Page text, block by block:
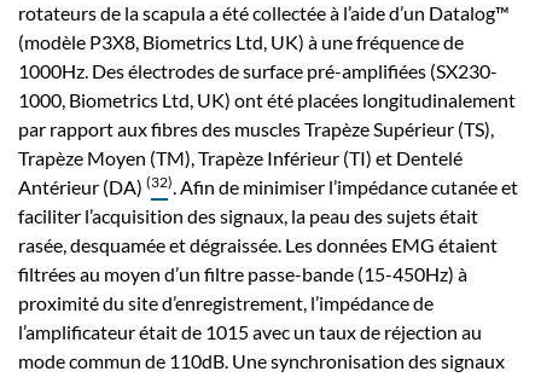
rotateurs de la scapula a été collectée à l’aide d’un Datalog™
(modèle P3X8, Biometrics Ltd, UK) à une fréquence de
1000Hz. Des électrodes de surface pré-amplifiées (SX230-
1000, Biometrics Ltd, UK) ont été placées longitudinalement
par rapport aux fibres des muscles Trapèze Supérieur (TS),
Trapèze Moyen (TM), Trapèze Inférieur (TI) et Dentelé
Antérieur (DA) (32). Afin de minimiser l’impédance cutanée et
faciliter l’acquisition des signaux, la peau des sujets était
rasée, desquamée et dégraissée. Les données EMG étaient
filtrées au moyen d’un filtre passe-bande (15-450Hz) à
proximité du site d’enregistrement, l’impédance de
l’amplificateur était de 1015 avec un taux de réjection au
mode commun de 110dB. Une synchronisation des signaux